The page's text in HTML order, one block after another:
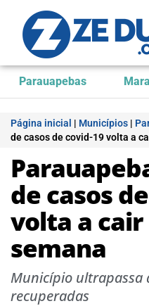
Parauapebas
Página inicial | Municípios |
de casos de covid-19 volta a
de casos
volta a
semana
Município ultrapassa
recuperadas